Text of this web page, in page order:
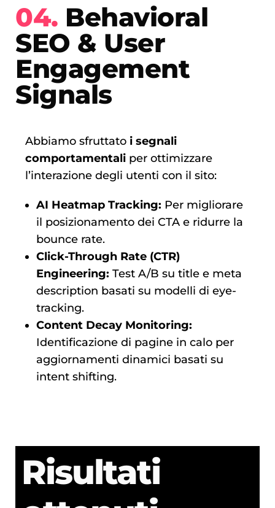
04. Behavioral
SEO & User
Engagement
Signals
Abbiamo sfruttato i segnali
comportamentali per ottimizzare
l’interazione degli utenti con il sito:
AI Heatmap Tracking: Per migliorare
il posizionamento dei CTA e ridurre la
bounce rate.
Click-Through Rate (CTR)
Engineering: Test A/B su title e meta
description basati su modelli di eye-
tracking.
Content Decay Monitoring:
Identificazione di pagine in calo per
aggiornamenti dinamici basati su
intent shifting.
Risultati